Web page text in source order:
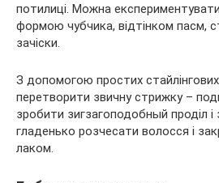
потилиці. Можна
формою чубчика, відтінком пасм,
зачіски.
З допомогою простих
перетворити звичну стрижку –
зробити зигзагоподобный проділ
гладенько розчесати волосся і
лаком.